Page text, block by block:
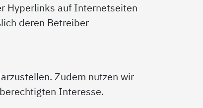
Hyperlinks auf Internetseiten
deren Betreiber
Zudem nutzen wir
Interesse.